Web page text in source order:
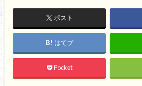
ポスト
はてブ
Pocket